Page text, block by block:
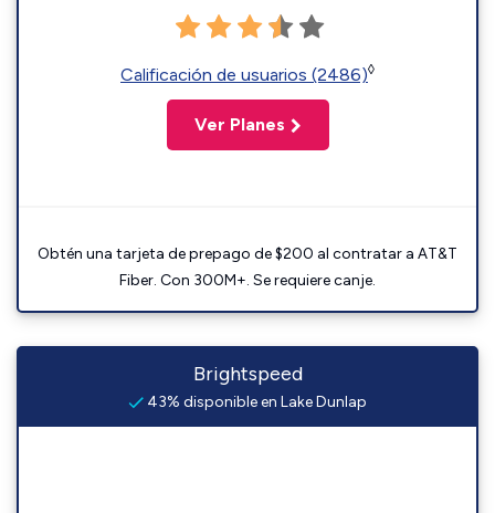
Calificación de usuarios (2486)◊
Ver Planes
Obtén una tarjeta de prepago de $200 al contratar a AT&T
Fiber. Con 300M+. Se requiere canje.
Brightspeed
43% disponible en Lake Dunlap